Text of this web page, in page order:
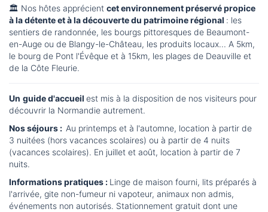
🏛️ Nos hôtes apprécient cet environnement préservé propice
à la détente et à la découverte du patrimoine régional : les
sentiers de randonnée, les bourgs pittoresques de Beaumont-
en-Auge ou de Blangy-le-Château, les produits locaux... A 5km,
le bourg de Pont l'Évêque et à 15km, les plages de Deauville et
de la Côte Fleurie.
Un guide d'accueil est mis à la disposition de nos visiteurs pour
découvrir la Normandie autrement.
Nos séjours : Au printemps et à l'automne, location à partir de
3 nuitées (hors vacances scolaires) ou à partir de 4 nuits
(vacances scolaires). En juillet et août, location à partir de 7
nuits.
Informations pratiques : Linge de maison fourni, lits préparés à
l'arrivée, gite non-fumeur ni vapoteur, animaux non admis,
événements non autorisés. Stationnement gratuit dont une